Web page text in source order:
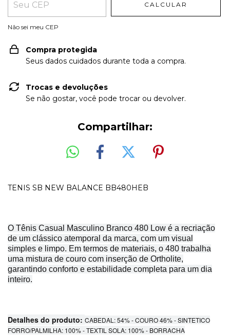
CALCULAR
Não sei meu CEP
Compra protegida
Seus dados cuidados durante toda a compra.
Trocas e devoluções
Se não gostar, você pode trocar ou devolver.
Compartilhar:
TENIS SB NEW BALANCE BB480HEB
O Tênis Casual Masculino Branco 480 Low é a recriação
de um clássico atemporal da marca, com um visual
simples e limpo. Em termos de materiais, o 480 trabalha
uma mistura de couro com inserção de Ortholite,
garantindo conforto e estabilidade completa para um dia
inteiro.
Detalhes do produto: CABEDAL: 54% - COURO 46% - SINTETICO
FORRO/PALMILHA: 100% - TEXTIL SOLA: 100% - BORRACHA